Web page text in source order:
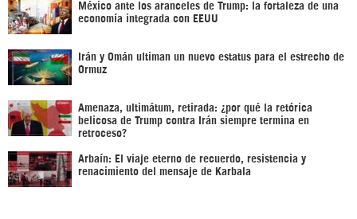
México ante los aranceles de Trump: la fortaleza de una
economía integrada con EEUU
Irán y Omán ultiman un nuevo estatus para el estrecho de
Ormuz
Amenaza, ultimátum, retirada: ¿por qué la retórica
belicosa de Trump contra Irán siempre termina en
retroceso?
Arbaín: El viaje eterno de recuerdo, resistencia y
renacimiento del mensaje de Karbala